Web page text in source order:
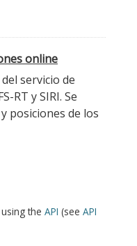
online
servicio de
RT y SIRI. Se
posiciones de los
the API (see API